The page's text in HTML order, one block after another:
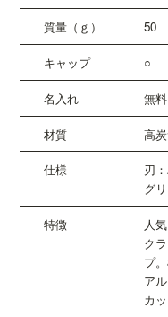
50
○
無料
高
刃
グ
人
ク
プ
ア
カ